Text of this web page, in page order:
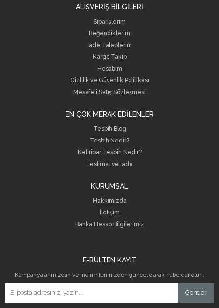
ALIŞVERİŞ BİLGİLERİ
Siparişlerim
Beğendiklerim
İade Taleplerim
Kargo Takip
Hesabım
Gizlilik ve Güvenlik Politikası
Mesafeli Satış Sözleşmesi
EN ÇOK MERAK EDİLENLER
Tesbih Blog
Tesbih Nedir?
Kehribar Tesbih Nedir?
Teslimat ve İade
KURUMSAL
Hakkımızda
İletişim
Banka Hesap Bilgilerimiz
E-BÜLTEN KAYIT
Kampanyalarımızdan ve indirimlerimizden güncel olarak haberdar olun.
Gönder